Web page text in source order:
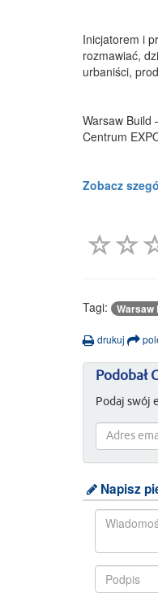
Inicjatorem i
rozmawiać,
urbaniści,
Warsaw Build
Centrum
Zobacz
Tagi:
Warsaw
drukuj
Podobał
Podaj swój
Napisz